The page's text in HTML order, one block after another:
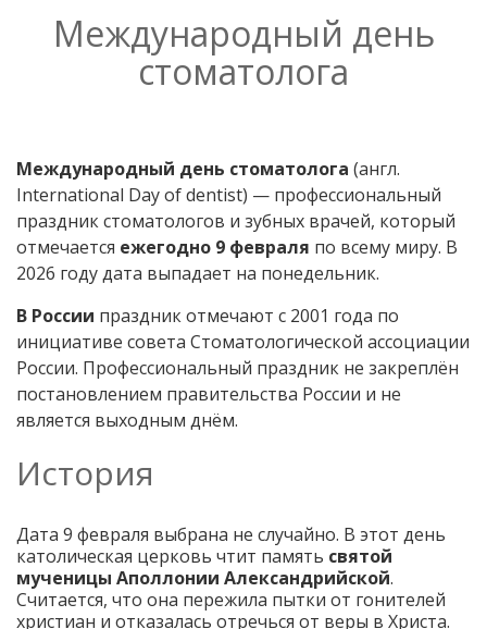
Международный день
стоматолога
Международный день стоматолога (англ.
International Day of dentist) — профессиональный
праздник стоматологов и зубных врачей, который
отмечается ежегодно 9 февраля по всему миру. В
2026 году дата выпадает на понедельник.
В России праздник отмечают с 2001 года по
инициативе совета Стоматологической ассоциации
России. Профессиональный праздник не закреплён
постановлением правительства России и не
является выходным днём.
История
Дата 9 февраля выбрана не случайно. В этот день
католическая церковь чтит память святой
мученицы Аполлонии Александрийской.
Считается, что она пережила пытки от гонителей
христиан и отказалась отречься от веры в Христа.